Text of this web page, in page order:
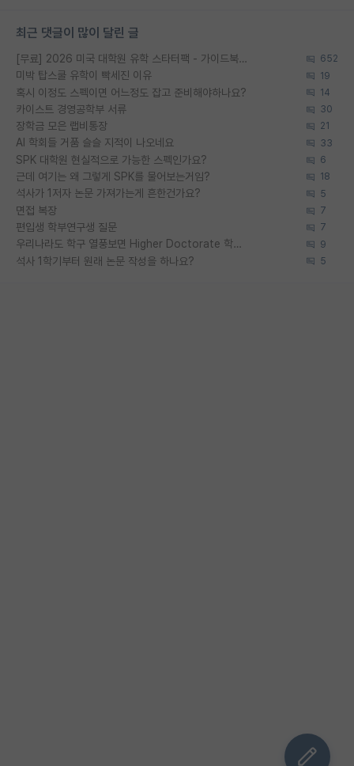
최근 댓글이 많이 달린 글
[무료] 2026 미국 대학원 유학 스타터팩 - 가이드북 & 합격자 컨택메일 템플릿 652
미박 탑스쿨 유학이 빡세진 이유 19
혹시 이정도 스펙이면 어느정도 잡고 준비해야하나요? 14
카이스트 경영공학부 서류 30
장학금 모은 랩비통장 21
AI 학회들 거품 슬슬 지적이 나오네요 33
SPK 대학원 현실적으로 가능한 스펙인가요? 6
근데 여기는 왜 그렇게 SPK를 물어보는거임? 18
석사가 1저자 논문 가져가는게 흔한건가요? 5
면접 복장 7
편입생 학부연구생 질문 7
우리나라도 학구 열풍보면 Higher Doctorate 학위가 필요하다고 봅니다. 9
석사 1학기부터 원래 논문 작성을 하나요? 5